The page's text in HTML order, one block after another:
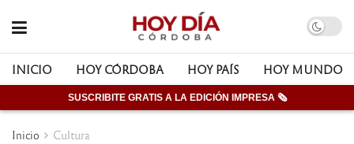
INICIO HOY CÓRDOBA HOY PAÍS HOY MUNDO
SUSCRIBITE GRATIS A LA EDICIÓN IMPRESA 🗞
Inicio Cultura